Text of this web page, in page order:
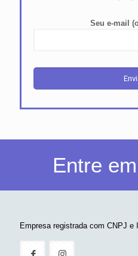
Seu e-mail
Entre
Empresa registrada com CNPJ e